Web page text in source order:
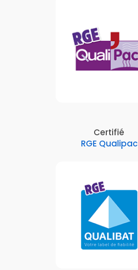
Certifié
RGE Qualipac